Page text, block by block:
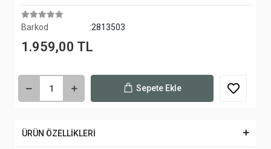
Barkod :2813503
1.959,00 TL
Sepete Ekle
ÜRÜN ÖZELLİKLERİ